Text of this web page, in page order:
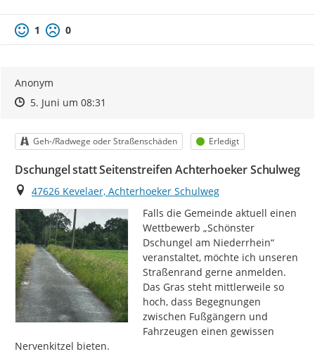
1 0
Anonym
Zeitpunkt des Erstellens
Zeitpunkt des Erstellens
5. Juni um 08:31
Kategorie
Geh-/Radwege oder Straßenschäden Status
Erledigt
Dschungel statt Seitenstreifen Achterhoeker Schulweg
Ort
47626 Kevelaer, Achterhoeker Schulweg
Falls die Gemeinde aktuell einen
Wettbewerb „Schönster
Dschungel am Niederrhein“
veranstaltet, möchte ich unseren
Straßenrand gerne anmelden.
Das Gras steht mittlerweile so
hoch, dass Begegnungen
zwischen Fußgängern und
Fahrzeugen einen gewissen
Nervenkitzel bieten.